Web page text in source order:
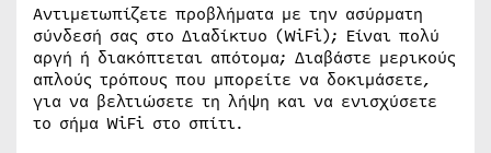
Αντιμετωπίζετε προβλήματα με την ασύρματη
σύνδεσή σας στο Διαδίκτυο (WiFi); Είναι πολύ
αργή ή διακόπτεται απότομα; Διαβάστε μερικούς
απλούς τρόπους που μπορείτε να δοκιμάσετε,
για να βελτιώσετε τη λήψη και να ενισχύσετε
το σήμα WiFi στο σπίτι.